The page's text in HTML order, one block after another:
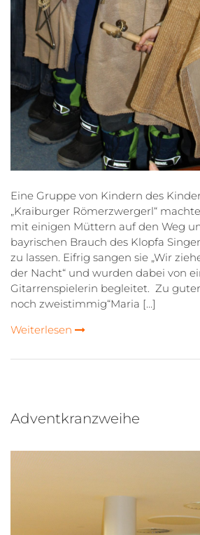
Eine Gruppe von Kindern des
„Kraiburger Römerzwergerl“
mit einigen Müttern auf den Weg
bayrischen Brauch des Klopfa
zu lassen. Eifrig sangen sie „Wir
der Nacht“ und wurden dabei von
Gitarrenspielerin begleitet. Zu
noch zweistimmig“Maria […]
Weiterlesen
Adventkranzweihe